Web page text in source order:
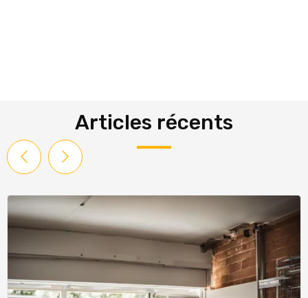
Articles récents